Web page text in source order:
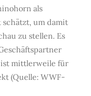
als
schätzt, um damit
zu stellen. Es
mittlerweile für
(Quelle: WWF-